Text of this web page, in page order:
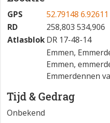
GPS
52.79148 6.92611
RD
258,803 534,906
AtlasblokDR 17-48-14
Emmen,
Emmen,
Emmerdennen
Tijd & Gedrag
Onbekend